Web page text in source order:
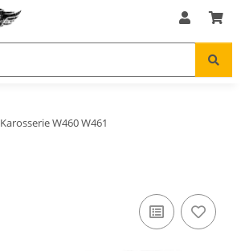
Karosserie W460 W461